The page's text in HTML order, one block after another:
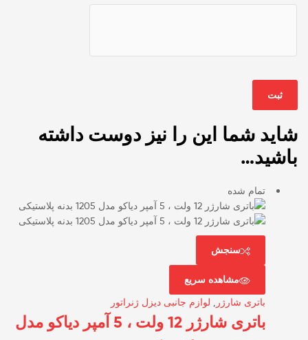
شاید شما این را نیز دوست داشته
باشید…
تمام شده
سنجش
مشاهده سریع
باتری شارژر لوازم جانبی دیزل ژنراتور
باتری شارژر 12 ولت ، 5 آمپر دیاکو مدل